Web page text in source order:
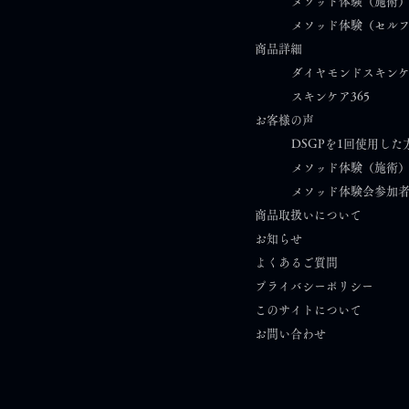
メソッド体験（セルフ
商品詳細
ダイヤモンドスキン
スキンケア365​
お客様の声
DSGPを1回使用した
メソッド体験（施術
メソッド体験会参加
商品取扱いについて
お知らせ​
​ よくあるご質問
プライバシーポリシー
このサイトについて
​お問い合わせ